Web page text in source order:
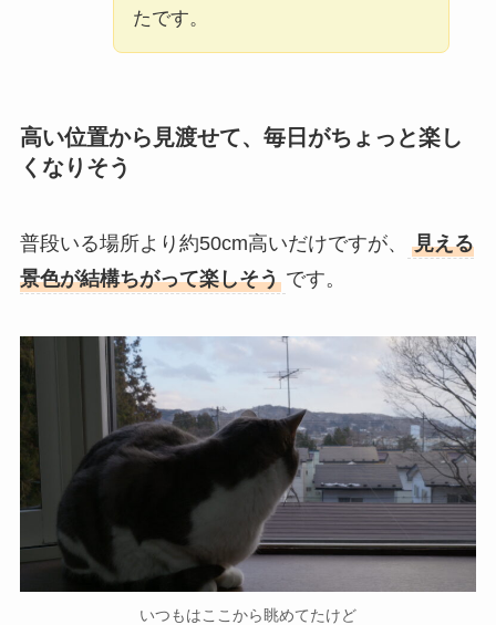
たです。
高い位置から見渡せて、毎日がちょっと楽し
くなりそう
普段いる場所より約50cm高いだけですが、
見える
景色が結構ちがって楽しそう です。
いつもはここから眺めてたけど